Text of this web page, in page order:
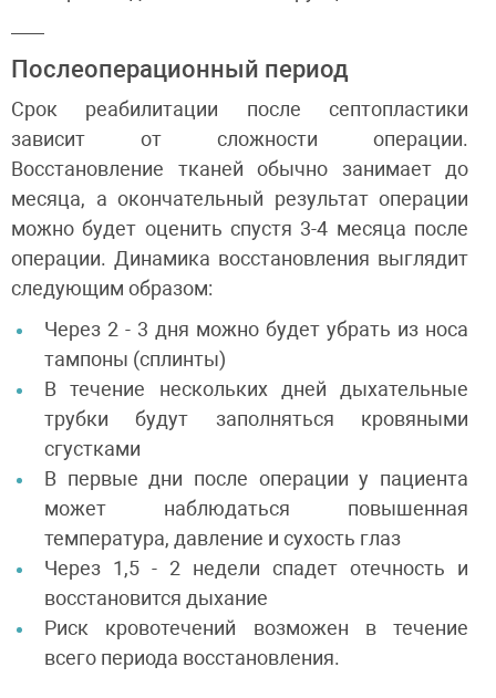
Послеоперационный период
Срок реабилитации после септопластики
зависит от сложности операции.
Восстановление тканей обычно занимает до
месяца, а окончательный результат операции
можно будет оценить спустя 3-4 месяца после
операции. Динамика восстановления выглядит
следующим образом:
Через 2 - 3 дня можно будет убрать из носа
тампоны (сплинты)
В течение нескольких дней дыхательные
трубки будут заполняться кровяными
сгустками
В первые дни после операции у пациента
может наблюдаться повышенная
температура, давление и сухость глаз
Через 1,5 - 2 недели спадет отечность и
восстановится дыхание
Риск кровотечений возможен в течение
всего периода восстановления.